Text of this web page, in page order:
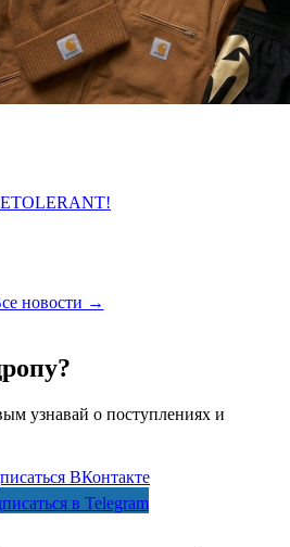
новости →
узнавай о поступлениях и
ВКонтакте
в Telegram